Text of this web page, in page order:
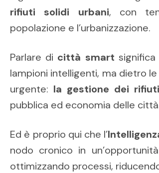
rifiuti solidi urbani, con
popolazione e l’urbanizzazione.
Parlare di città smart
lampioni intelligenti, ma dietro
urgente: la gestione dei
pubblica ed economia delle
Ed è proprio qui che l’
nodo cronico in
ottimizzando processi,